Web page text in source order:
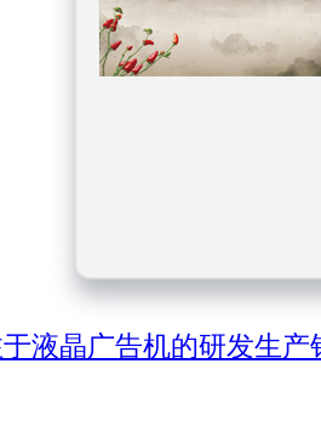
液晶广告机的研发生